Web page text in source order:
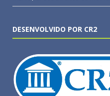
DESENVOLVIDO POR CR2